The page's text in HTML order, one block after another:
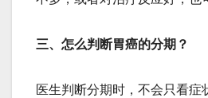
三、怎么判断胃癌的分期？
医生判断分期时，不会只看症